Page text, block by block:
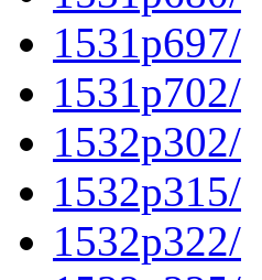
1531p697/
1531p702/
1532p302/
1532p315/
1532p322/